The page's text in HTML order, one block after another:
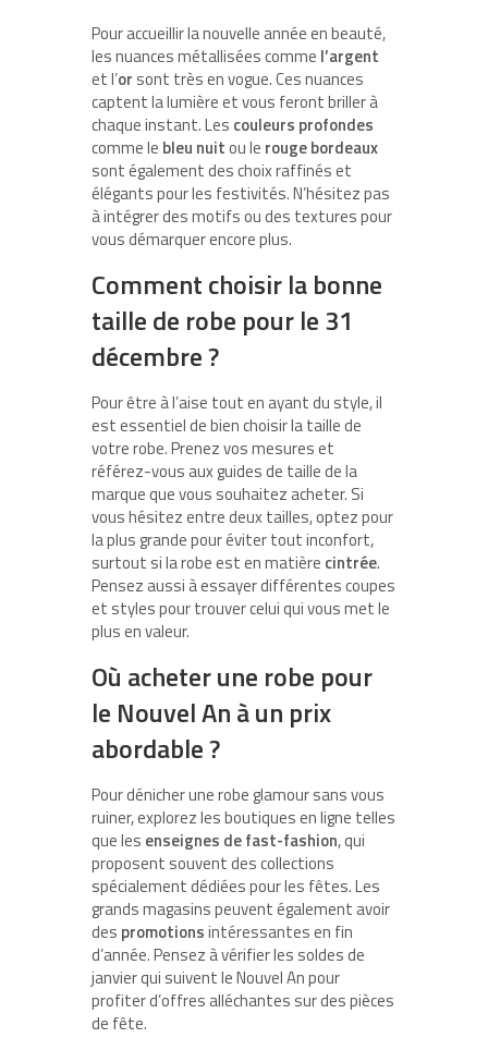
Pour accueillir la nouvelle année en beauté,
les nuances métallisées comme l’argent
et l’or sont très en vogue. Ces nuances
captent la lumière et vous feront briller à
chaque instant. Les couleurs profondes
comme le bleu nuitou le rouge bordeaux
sont également des choix raffinés et
élégants pour les festivités. N’hésitez pas
à intégrer des motifs ou des textures pour
vous démarquer encore plus.
Comment choisir la bonne
taille de robe pour le 31
décembre ?
Pour être à l’aise tout en ayant du style, il
est essentiel de bien choisir la taille de
votre robe. Prenez vos mesures et
référez-vous aux guides de taille de la
marque que vous souhaitez acheter. Si
vous hésitez entre deux tailles, optez pour
la plus grande pour éviter tout inconfort,
surtout si la robe est en matière cintrée.
Pensez aussi à essayer différentes coupes
et styles pour trouver celui qui vous met le
plus en valeur.
Où acheter une robe pour
le Nouvel An à un prix
abordable ?
Pour dénicher une robe glamour sans vous
ruiner, explorez les boutiques en ligne telles
que les enseignes de fast-fashion, qui
proposent souvent des collections
spécialement dédiées pour les fêtes. Les
grands magasins peuvent également avoir
des promotionsintéressantes en fin
d’année. Pensez à vérifier les soldes de
janvier qui suivent le Nouvel An pour
profiter d’offres alléchantes sur des pièces
de fête.